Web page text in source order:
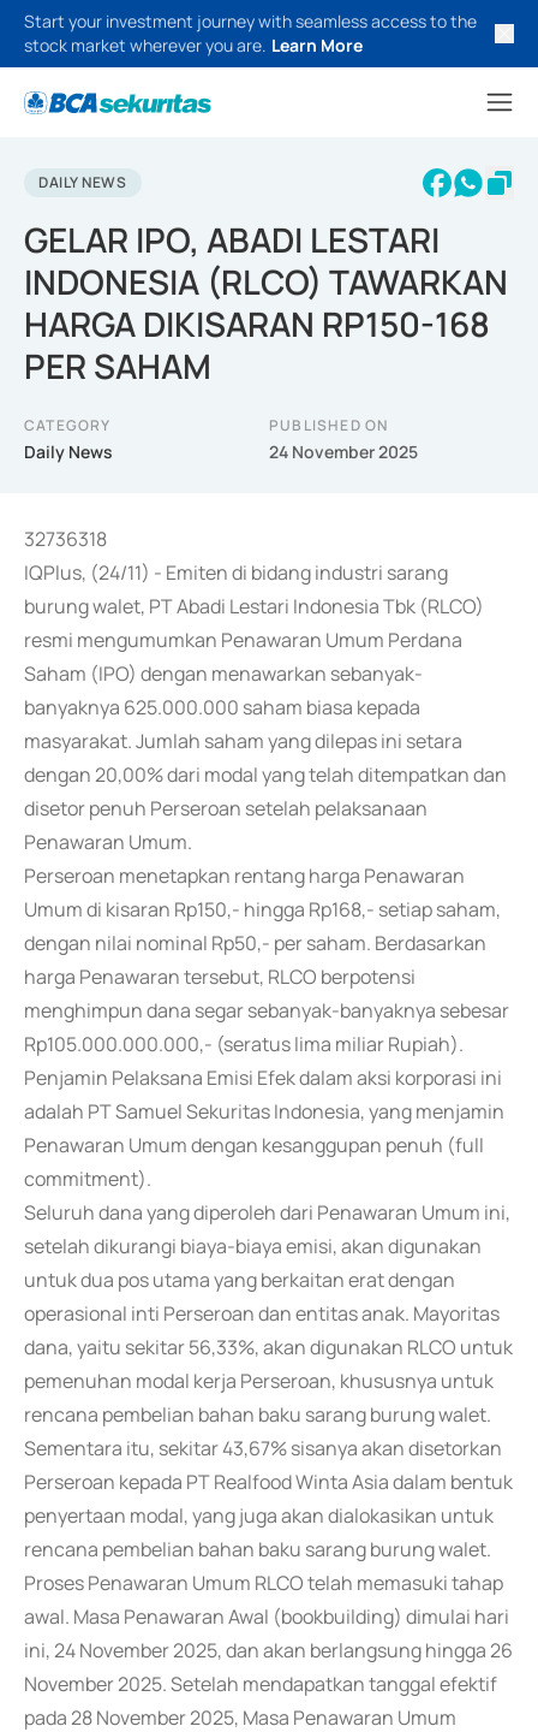
Start your investment journey with seamless access to the
stock market wherever you are. Learn More
DAILY NEWS
GELAR IPO, ABADI LESTARI
INDONESIA (RLCO) TAWARKAN
HARGA DIKISARAN RP150-168
PER SAHAM
CATEGORY
Daily News
PUBLISHED ON
24 November 2025
32736318
IQPlus, (24/11) - Emiten di bidang industri sarang
burung walet, PT Abadi Lestari Indonesia Tbk (RLCO)
resmi mengumumkan Penawaran Umum Perdana
Saham (IPO) dengan menawarkan sebanyak-
banyaknya 625.000.000 saham biasa kepada
masyarakat. Jumlah saham yang dilepas ini setara
dengan 20,00% dari modal yang telah ditempatkan dan
disetor penuh Perseroan setelah pelaksanaan
Penawaran Umum.
Perseroan menetapkan rentang harga Penawaran
Umum di kisaran Rp150,- hingga Rp168,- setiap saham,
dengan nilai nominal Rp50,- per saham. Berdasarkan
harga Penawaran tersebut, RLCO berpotensi
menghimpun dana segar sebanyak-banyaknya sebesar
Rp105.000.000.000,- (seratus lima miliar Rupiah).
Penjamin Pelaksana Emisi Efek dalam aksi korporasi ini
adalah PT Samuel Sekuritas Indonesia, yang menjamin
Penawaran Umum dengan kesanggupan penuh (full
commitment).
Seluruh dana yang diperoleh dari Penawaran Umum ini,
setelah dikurangi biaya-biaya emisi, akan digunakan
untuk dua pos utama yang berkaitan erat dengan
operasional inti Perseroan dan entitas anak. Mayoritas
dana, yaitu sekitar 56,33%, akan digunakan RLCO untuk
pemenuhan modal kerja Perseroan, khususnya untuk
rencana pembelian bahan baku sarang burung walet.
Sementara itu, sekitar 43,67% sisanya akan disetorkan
Perseroan kepada PT Realfood Winta Asia dalam bentuk
penyertaan modal, yang juga akan dialokasikan untuk
rencana pembelian bahan baku sarang burung walet.
Proses Penawaran Umum RLCO telah memasuki tahap
awal. Masa Penawaran Awal (bookbuilding) dimulai hari
ini, 24 November 2025, dan akan berlangsung hingga 26
November 2025. Setelah mendapatkan tanggal efektif
pada 28 November 2025, Masa Penawaran Umum